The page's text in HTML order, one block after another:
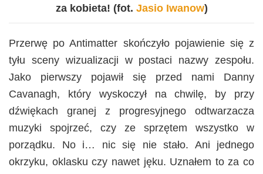
za kobieta! (fot. Jasio Iwanow)
Przerwę po Antimatter skończyło pojawienie się z
tyłu sceny wizualizacji w postaci nazwy zespołu.
Jako pierwszy pojawił się przed nami Danny
Cavanagh, który wyskoczył na chwilę, by przy
dźwiękach granej z progresyjnego odtwarzacza
muzyki spojrzeć, czy ze sprzętem wszystko w
porządku. No i… nic się nie stało. Ani jednego
okrzyku, oklasku czy nawet jęku. Uznałem to za co